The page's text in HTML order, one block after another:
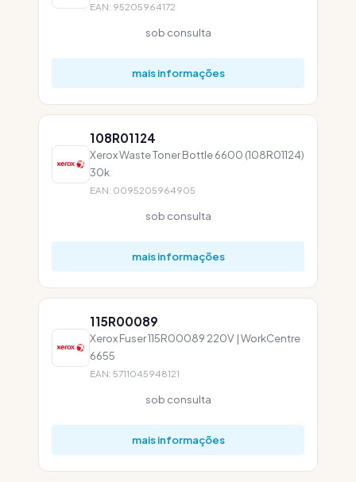
EAN: 95205964172
sob consulta
mais informações
108R01124
Xerox Waste Toner Bottle 6600 (108R01124)
30k
EAN: 0095205964905
sob consulta
mais informações
115R00089
Xerox Fuser 115R00089 220V | WorkCentre
6655
EAN: 5711045948121
sob consulta
mais informações